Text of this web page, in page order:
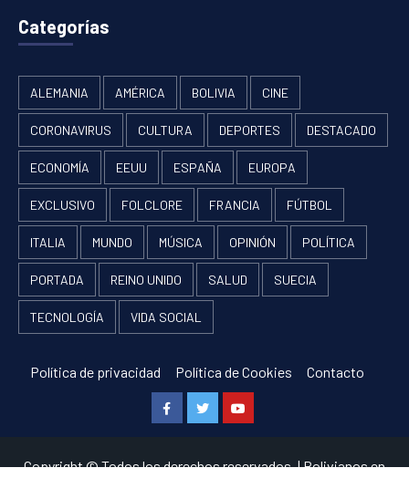
Categorías
ALEMANIA AMÉRICA BOLIVIA CINE
CORONAVIRUS CULTURA DEPORTES DESTACADO
ECONOMÍA EEUU ESPAÑA EUROPA
EXCLUSIVO FOLCLORE FRANCIA FÚTBOL
ITALIA MUNDO MÚSICA OPINIÓN POLÍTICA
PORTADA REINO UNIDO SALUD SUECIA
TECNOLOGÍA VIDA SOCIAL
Política de privacidad Política de Cookies Contacto
FacebookTwitterYoutube
Copyright © Todos los derechos reservados.|Bolivianos en